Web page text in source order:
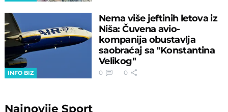
INFO BIZ
Nema više jeftinih letova iz
Niša: Čuvena avio-
kompanija obustavlja
saobraćaj sa "Konstantina
Velikog"
0 0
NajnovijeSport